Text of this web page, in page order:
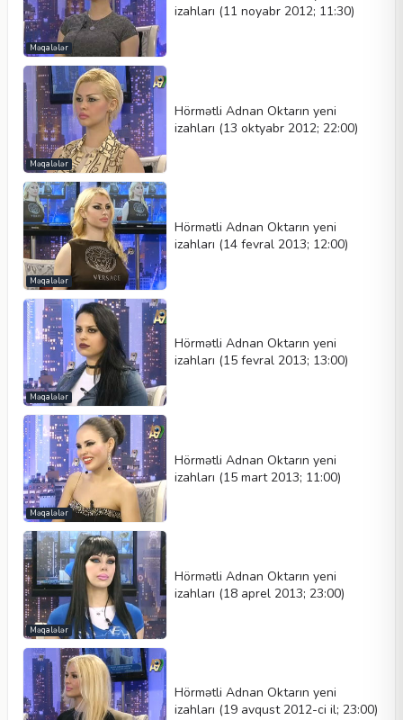
Məqalələr
izahları (11 noyabr 2012; 11:30)
Məqalələr
Hörmətli Adnan Oktarın yeni
izahları (13 oktyabr 2012; 22:00)
Məqalələr
Hörmətli Adnan Oktarın yeni
izahları (14 fevral 2013; 12:00)
Məqalələr
Hörmətli Adnan Oktarın yeni
izahları (15 fevral 2013; 13:00)
Məqalələr
Hörmətli Adnan Oktarın yeni
izahları (15 mart 2013; 11:00)
Məqalələr
Hörmətli Adnan Oktarın yeni
izahları (18 aprel 2013; 23:00)
Hörmətli Adnan Oktarın yeni
izahları (19 avqust 2012-ci il; 23:00)